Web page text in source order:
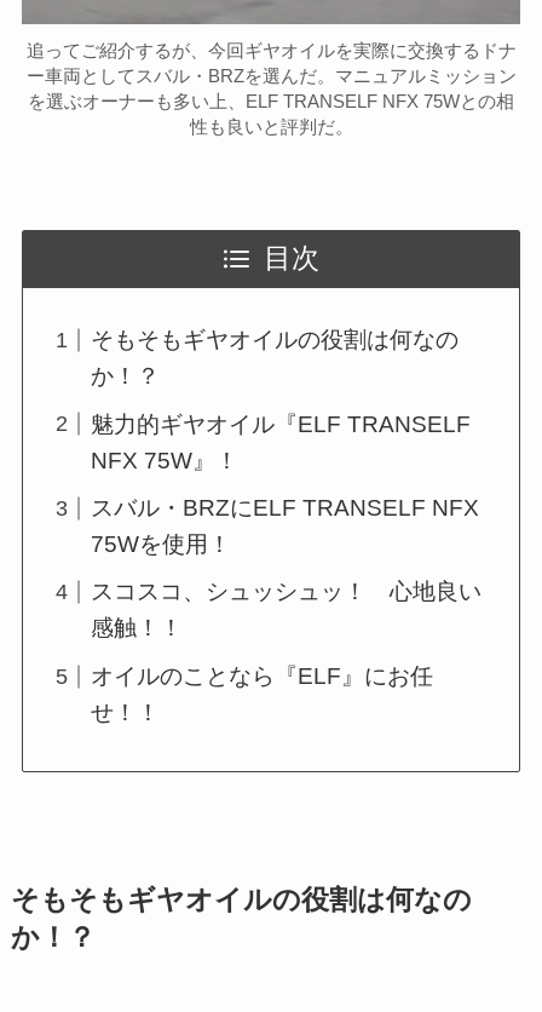
追ってご紹介するが、今回ギヤオイルを実際に交換するドナ
ー車両としてスバル・BRZを選んだ。マニュアルミッション
を選ぶオーナーも多い上、ELF TRANSELF NFX 75Wとの相
性も良いと評判だ。
目次
そもそもギヤオイルの役割は何なの
か！？
魅力的ギヤオイル『ELF TRANSELF
NFX 75W』！
スバル・BRZにELF TRANSELF NFX
75Wを使用！
スコスコ、シュッシュッ！ 心地良い
感触！！
オイルのことなら『ELF』にお任
せ！！
そもそもギヤオイルの役割は何なの
か！？